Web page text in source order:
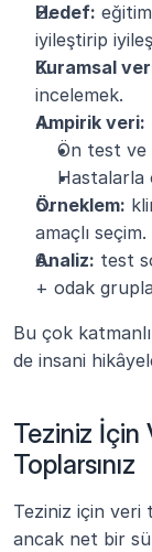
Hedef:
iyileştirip
Kuramsal
incelemek.
Ampirik veri:
Ön test ve
Hastalarla
Örneklem:
amaçlı seçim.
Analiz: test
+ odak
Bu çok
de insani
Teziniz İçin
Toplarsınız
Teziniz için veri
ancak net bir